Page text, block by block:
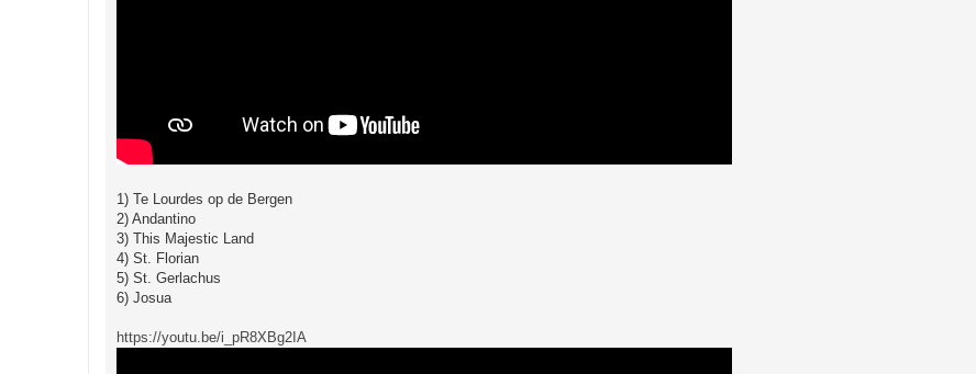
1) Te Lourdes op de Bergen
2) Andantino
3) This Majestic Land
4) St. Florian
5) St. Gerlachus
6) Josua
https://youtu.be/i_pR8XBg2IA